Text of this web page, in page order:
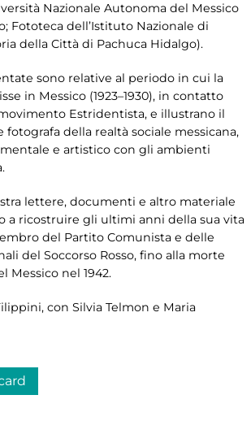
Nazionale Autonoma del Messico
Fototeca dell’Istituto Nazionale di
della Città di Pachuca Hidalgo).
sono relative al periodo in cui la
in Messico (1923–1930), in contatto
Estridentista, e illustrano il
fotografa della realtà sociale messicana,
e artistico con gli ambienti
lettere, documenti e altro materiale
a ricostruire gli ultimi anni della sua vita
del Partito Comunista e delle
del Soccorso Rosso, fino alla morte
Messico nel 1942.
con Silvia Telmon e Maria